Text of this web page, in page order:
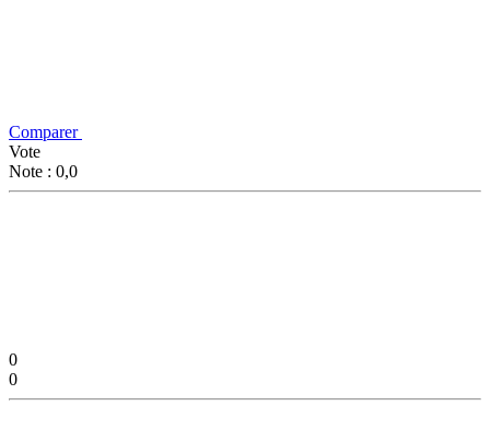
Comparer
Vote
Note : 0,0
0
0